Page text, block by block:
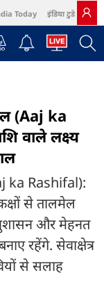
Today इंडिया टुडे हिंदी
Bazaar Northeast
(Aaj ka
वाले लक्ष्य
ka Rashifal):
से तालमेल
और मेहनत
रहेंगे. सेवाक्षेत्र
से सलाह